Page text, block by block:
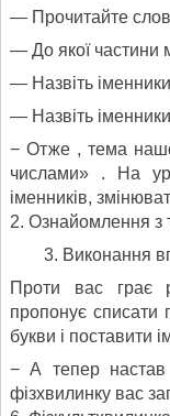
— Прочитайте
— До якої частини
— Назвіть
— Назвіть
− Отже , тема
числами» . На
іменників,
2. Ознайомлення з
Виконання
Проти вас грає
пропонує списати
букви і поставити
− А тепер настав
фізхвилинку вас